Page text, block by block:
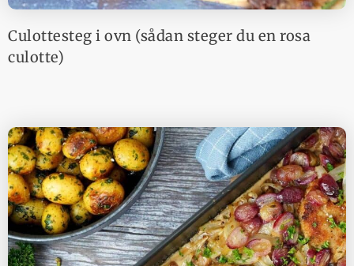
Culottesteg i ovn (sådan steger du en rosa
culotte)